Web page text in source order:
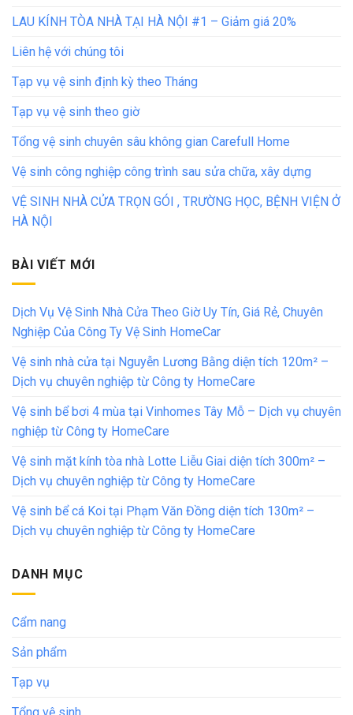
LAU KÍNH TÒA NHÀ TẠI HÀ NỘI #1 – Giảm giá 20%
Liên hệ với chúng tôi
Tạp vụ vệ sinh định kỳ theo Tháng
Tạp vụ vệ sinh theo giờ
Tổng vệ sinh chuyên sâu không gian Carefull Home
Vệ sinh công nghiệp công trình sau sửa chữa, xây dựng
VỆ SINH NHÀ CỬA TRỌN GÓI , TRƯỜNG HỌC, BỆNH VIỆN Ở
HÀ NỘI
BÀI VIẾT MỚI
Dịch Vụ Vệ Sinh Nhà Cửa Theo Giờ Uy Tín, Giá Rẻ, Chuyên
Nghiệp Của Công Ty Vệ Sinh HomeCar
Vệ sinh nhà cửa tại Nguyễn Lương Bằng diện tích 120m² –
Dịch vụ chuyên nghiệp từ Công ty HomeCare
Vệ sinh bể bơi 4 mùa tại Vinhomes Tây Mỗ – Dịch vụ chuyên
nghiệp từ Công ty HomeCare
Vệ sinh mặt kính tòa nhà Lotte Liễu Giai diện tích 300m² –
Dịch vụ chuyên nghiệp từ Công ty HomeCare
Vệ sinh bể cá Koi tại Phạm Văn Đồng diện tích 130m² –
Dịch vụ chuyên nghiệp từ Công ty HomeCare
DANH MỤC
Cẩm nang
Sản phẩm
Tạp vụ